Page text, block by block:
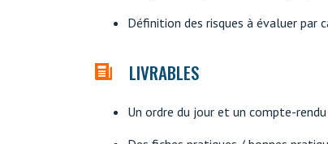
Définition des risques à évaluer par
LIVRABLES
Un ordre du jour et un compte-